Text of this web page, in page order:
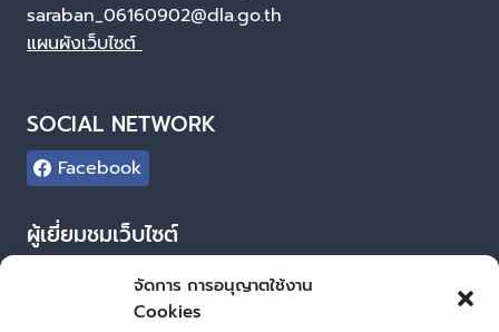
จัดการ การอนุญาตใช้งาน
Cookies
saraban_06160902@dla.go.th
แผนผังเว็บไซต์
SOCIAL NETWORK
Facebook
ผู้เยี่ยมชมเว็บไซต์
47